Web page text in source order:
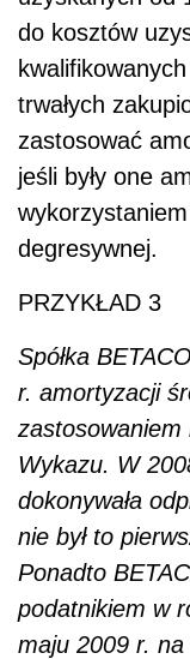
do kosztów
trwałych
zastosować
jeśli były one
degresywnej.
PRZYKŁAD 3
Spółka
r. amortyzacji
zastosowaniem
Wykazu. W
dokonywała
nie był to
Ponadto
podatnikiem w
maju 2009 r.